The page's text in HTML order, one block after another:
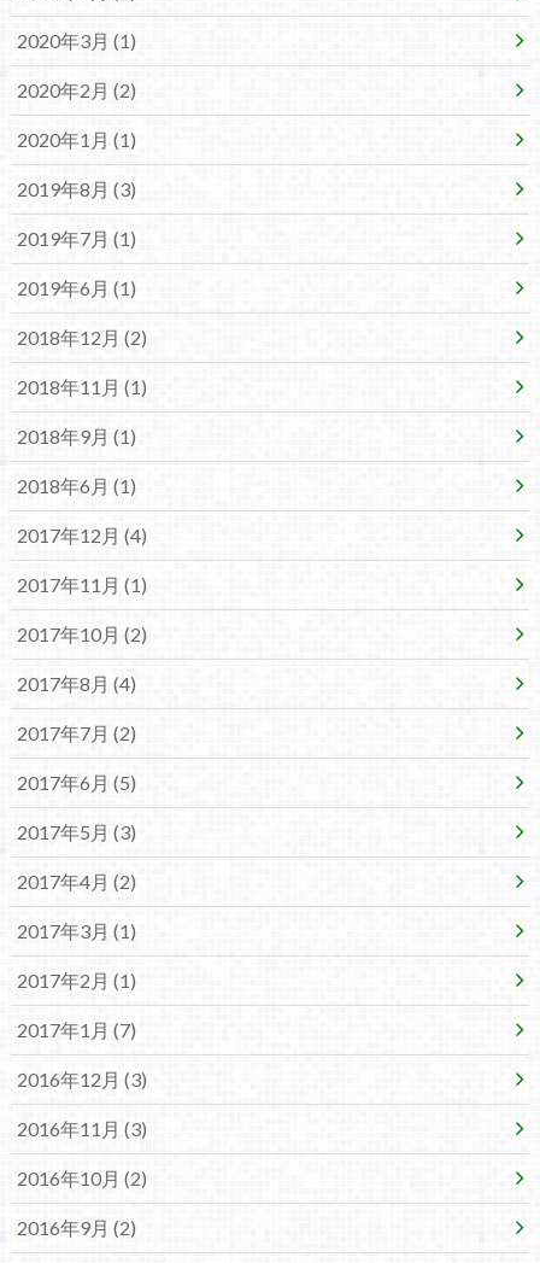
2020年3月 (1)
2020年2月 (2)
2020年1月 (1)
2019年8月 (3)
2019年7月 (1)
2019年6月 (1)
2018年12月 (2)
2018年11月 (1)
2018年9月 (1)
2018年6月 (1)
2017年12月 (4)
2017年11月 (1)
2017年10月 (2)
2017年8月 (4)
2017年7月 (2)
2017年6月 (5)
2017年5月 (3)
2017年4月 (2)
2017年3月 (1)
2017年2月 (1)
2017年1月 (7)
2016年12月 (3)
2016年11月 (3)
2016年10月 (2)
2016年9月 (2)